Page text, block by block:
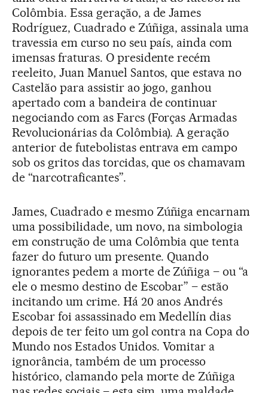
Colômbia. Essa geração, a de James
Rodríguez, Cuadrado e Zúñiga, assinala uma
travessia em curso no seu país, ainda com
imensas fraturas. O presidente recém
reeleito, Juan Manuel Santos, que estava no
Castelão para assistir ao jogo, ganhou
apertado com a bandeira de continuar
negociando com as Farcs (Forças Armadas
Revolucionárias da Colômbia). A geração
anterior de futebolistas entrava em campo
sob os gritos das torcidas, que os chamavam
de “narcotraficantes”.
James, Cuadrado e mesmo Zúñiga encarnam
uma possibilidade, um novo, na simbologia
em construção de uma Colômbia que tenta
fazer do futuro um presente. Quando
ignorantes pedem a morte de Zúñiga – ou “a
ele o mesmo destino de Escobar” – estão
incitando um crime. Há 20 anos Andrés
Escobar foi assassinado em Medellín dias
depois de ter feito um gol contra na Copa do
Mundo nos Estados Unidos. Vomitar a
ignorância, também de um processo
histórico, clamando pela morte de Zúñiga